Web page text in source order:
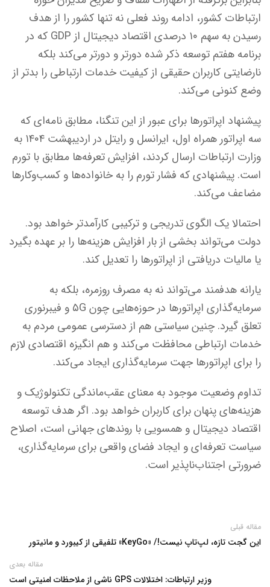
ارتباطات کشور، ادامه روند فعلی نه تنها کشور را از هدف
رسیدن به سهم ۱۰ درصدی اقتصاد دیجیتال از GDP که در
برنامه هفتم توسعه ذکر شده دورتر و دورتر می‌کند بلکه
نارضایتی کاربران حقیقی از کیفیت خدمات ارتباطی را بدتر از
وضع کنونی می‌کند.
پیشنهاد اپراتورها برای عبور از این تنگنا، مطابق نامه‌ای که
سه اپراتور همراه اول، ایرانسل و رایتل در اردیبهشت ۱۴۰۴ به
وزارت ارتباطات ارسال کردند، افزایش تعرفه‌ها مطابق با تورم
است. پیشنهادی که فشار تورم را به خانواده‌ها و کسب‌وکارها
مضاعف می‌کند.
احتمالا یک الگوی تدریجی و ترکیبی کارآمدتر خواهد بود.
دولت می‌تواند بخشی از بار افزایش هزینه‌ها را بر عهده بگیرد
یا مالیات دریافتی از اپراتورها را تعدیل کند.
یارانه هدفمند می‌تواند نه به مصرف روزمره، بلکه به
سرمایه‌گذاری اپراتورها در حوزه‌هایی چون ۵G و فیبرنوری
تعلق گیرد. چنین سیاستی هم از دسترسی عمومی مردم به
خدمات ارتباطی محافظت می‌کند و هم انگیزه اقتصادی لازم
را برای اپراتورها جهت سرمایه‌گذاری ایجاد می‌کند.
تداوم وضعیت موجود به معنای عقب‌ماندگی تکنولوژیک و
هزینه‌های پنهان برای کاربران خواهد بود. اگر هدف توسعه
اقتصاد دیجیتال و همسویی با روندهای جهانی است، اصلاح
سیاست تعرفه‌ای و ایجاد فضای واقعی برای سرمایه‌گذاری،
ضرورتی اجتناب‌ناپذیر است.
مقاله قبلی
این گجت تازه، لپ‌تاپ نیست!/ «KeyGo» تلفیقی از کیبورد و مانیتور
مقاله بعدی
وزیر ارتباطات: اختلالات GPS ناشی از ملاحظات امنیتی است